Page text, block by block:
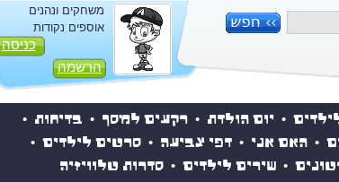
משחקים ונהנים
אוספים נקודות
כניסה
הרשמה
• יום הולדת • רקעים למסך • בדיחות •
• האם אני • דפי צביעה • סרטים לילדים •
• שירים לילדים • סדרות טלוויזיה